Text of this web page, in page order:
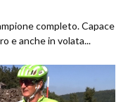
completo. Capace
e anche in volata...